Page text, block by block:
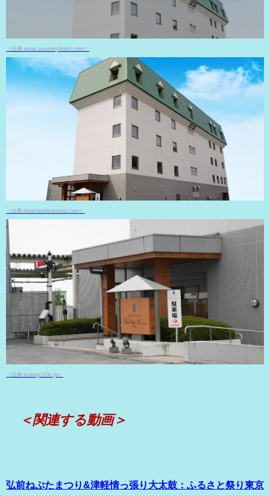
（出典 www.a-wineryhotel.com）
（出典 hotel-sunmamoru.com）
（出典 trvimg.r10s.jp）
＜関連する動画＞
弘前ねぷたまつり&津軽情っ張り大太鼓：ふるさと祭り東京